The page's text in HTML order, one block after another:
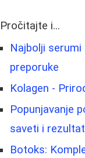
Pročitajte i...
Najbolji
preporuke
Kolagen -
Popunjavanje
saveti i
Botoks: